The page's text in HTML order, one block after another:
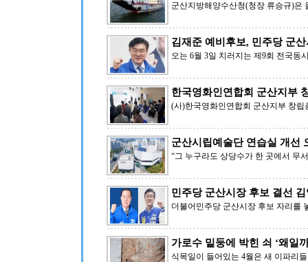
군산지방해양수산청(청장 류승규)은
김재준 예비후보, 민주당 군
오는 6월 3일 치러지는 제9회 전국동
한국영화인연합회 군산지부
(사)한국영화인연합회 군산지부 창
군산시립예술단 연습실 개선
“그 누구라도 상당수가 한 곳에서 무
민주당 군산시장 후보 결선
더불어민주당 군산시장 후보 자리를
가로수 밑둥에 박힌 쇠 ‘왜일
식목일이 들어있는 4월은 새 이파리